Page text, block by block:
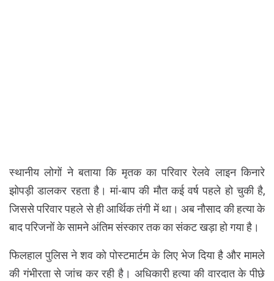
स्थानीय लोगों ने बताया कि मृतक का परिवार रेलवे लाइन किनारे
झोपड़ी डालकर रहता है। मां-बाप की मौत कई वर्ष पहले हो चुकी है,
जिससे परिवार पहले से ही आर्थिक तंगी में था। अब नौसाद की हत्या के
बाद परिजनों के सामने अंतिम संस्कार तक का संकट खड़ा हो गया है।
फिलहाल पुलिस ने शव को पोस्टमार्टम के लिए भेज दिया है और मामले
की गंभीरता से जांच कर रही है। अधिकारी हत्या की वारदात के पीछे